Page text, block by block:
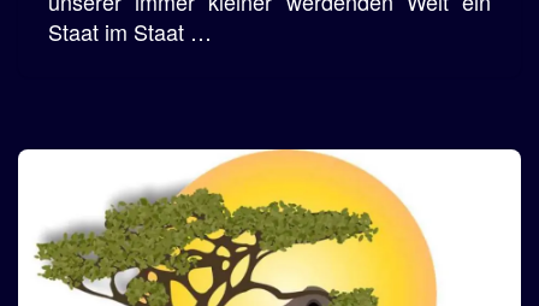
Staat im Staat …